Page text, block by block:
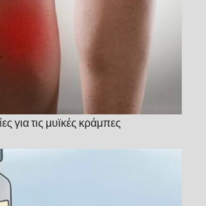
για τις μυϊκές κράμπες